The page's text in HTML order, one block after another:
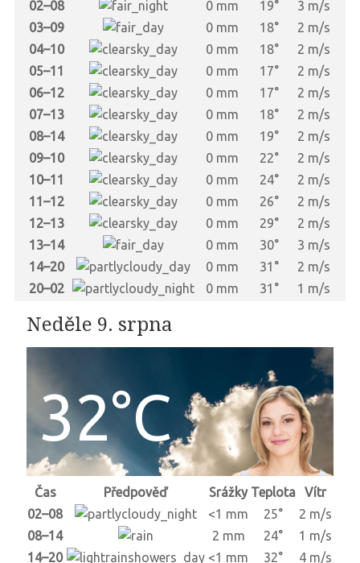
02–08 0 mm 19°
3 m/s
03–09
0 mm 18°
2 m/s
04–10
0 mm 18°
2 m/s
05–11
0 mm 17°
2 m/s
06–12
0 mm 17°
2 m/s
07–13
0 mm 18°
2 m/s
08–14
0 mm 19°
2 m/s
09–10
0 mm 22°
2 m/s
10–11
0 mm 24°
2 m/s
11–12
0 mm 26°
2 m/s
12–13
0 mm 29°
2 m/s
13–14
0 mm 30°
3 m/s
14–20
0 mm 31°
2 m/s
20–02
0 mm 31° 1 m/s
Neděle 9. srpna
32°C
Čas Předpověď Srážky Teplota
Vítr
02–08
<1 mm 25°
2 m/s
08–14
2 mm 24°
1 m/s
14–20
<1 mm 32°
4 m/s